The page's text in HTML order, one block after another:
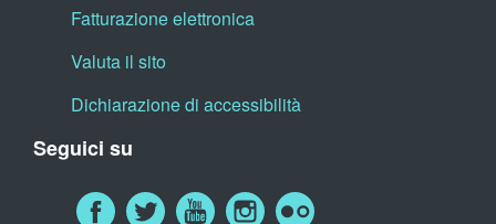
Fatturazione elettronica
Valuta il sito
Dichiarazione di accessibilità
Seguici su